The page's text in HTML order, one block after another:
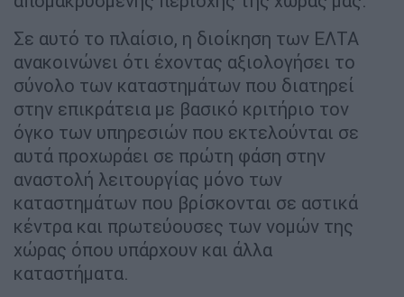
Σε αυτό το πλαίσιο, η διοίκηση των ΕΛΤΑ
ανακοινώνει ότι έχοντας αξιολογήσει το
σύνολο των καταστημάτων που διατηρεί
στην επικράτεια με βασικό κριτήριο τον
όγκο των υπηρεσιών που εκτελούνται σε
αυτά προχωράει σε πρώτη φάση στην
αναστολή λειτουργίας μόνο των
καταστημάτων που βρίσκονται σε αστικά
κέντρα και πρωτεύουσες των νομών της
χώρας όπου υπάρχουν και άλλα
καταστήματα.